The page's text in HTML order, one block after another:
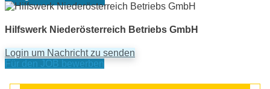
Hilfswerk Niederösterreich Betriebs GmbH
Login um Nachricht zu senden
Für den JOB bewerben